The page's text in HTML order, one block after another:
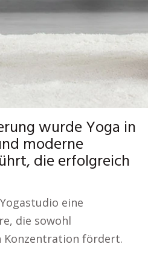
wurde Yoga in
moderne
die erfolgreich
eine
die sowohl
Konzentration fördert.